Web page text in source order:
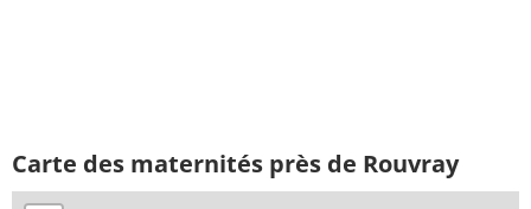
Carte des maternités près de Rouvray